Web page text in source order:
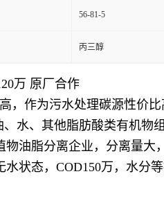
56-81-5
丙三醇
万 原厂合作
，作为污水处理碳源性价
水、其他脂肪酸类有机物
物油脂分离企业，分离量
状态，COD150万，水分